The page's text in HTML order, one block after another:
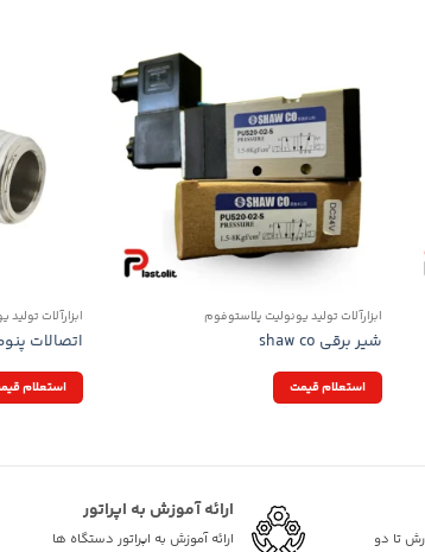
ابزارآلات تولید یونولیت پلاستوفوم
شیر برقی shaw co
استعلام قیمت
ابزارآلات
اتصالات
استعلام
تا دو
ارائه آموزش به اپراتور
ارائه آموزش به اپراتور دستگاه ها